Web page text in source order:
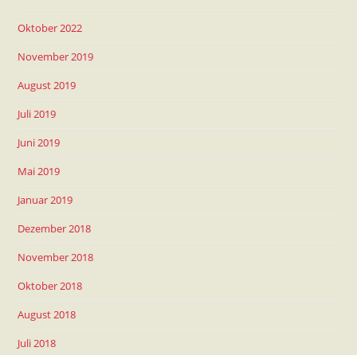
Oktober 2022
November 2019
August 2019
Juli 2019
Juni 2019
Mai 2019
Januar 2019
Dezember 2018
November 2018
Oktober 2018
August 2018
Juli 2018